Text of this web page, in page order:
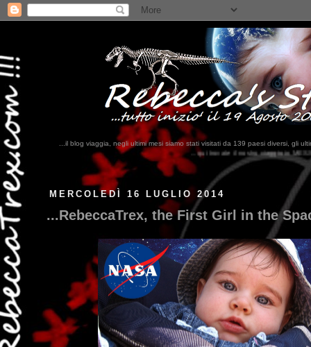
...il blog viaggia, negli ultimi mesi siamo stati visitati da 139 paesi diversi, gli
...qui trovate il nostro viaggio in MESSICO 2023...clikka qui !!!
MERCOLEDÌ 16 LUGLIO 2014
...RebeccaTrex, the First Girl in the